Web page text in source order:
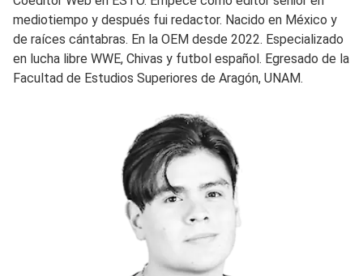
mediotiempo y después fui redactor. Nacido en México y
de raíces cántabras. En la OEM desde 2022. Especializado
en lucha libre WWE, Chivas y futbol español. Egresado de la
Facultad de Estudios Superiores de Aragón, UNAM.